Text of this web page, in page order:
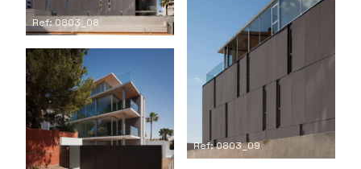
Ref: 0803_08
Ref: 0803_09